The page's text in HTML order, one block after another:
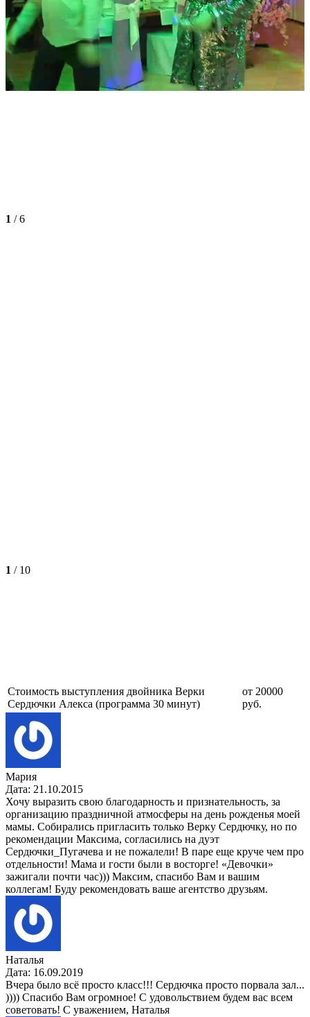
1 /6
1 / 10
Стоимость выступления двойника Верки
Сердючки Алекса (программа 30 минут)
от 20000
руб.
Мария
Дата: 21.10.2015
Хочу выразить свою благодарность и признательность, за
организацию праздничной атмосферы на день рожденья моей
мамы. Собирались пригласить только Верку Сердючку, но по
рекомендации Максима, согласились на дуэт
Сердючки_Пугачева и не пожалели! В паре еще круче чем про
отдельности! Мама и гости были в восторге! «Девочки»
зажигали почти час))) Максим, спасибо Вам и вашим
коллегам! Буду рекомендовать ваше агентство друзьям.
Наталья
Дата: 16.09.2019
Вчера было всё просто класс!!! Сердючка просто порвала зал...
)))) Спасибо Вам огромное! С удовольствием будем вас всем
советовать! С уважением, Наталья